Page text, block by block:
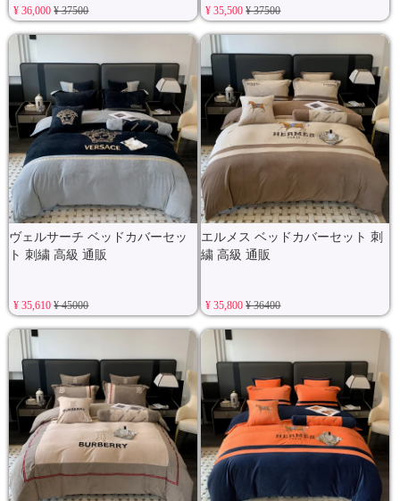
¥ 36,000¥ 37500 ¥ 35,500¥ 37500
ヴェルサーチ ベッドカバーセッ
ト 刺繍 高級 通販
¥ 35,610¥ 45000
エルメス ベッドカバーセット 刺
繍 高級 通販
¥ 35,800¥ 36400